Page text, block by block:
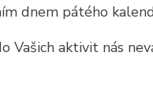
dnem pátého
Vašich aktivit nás